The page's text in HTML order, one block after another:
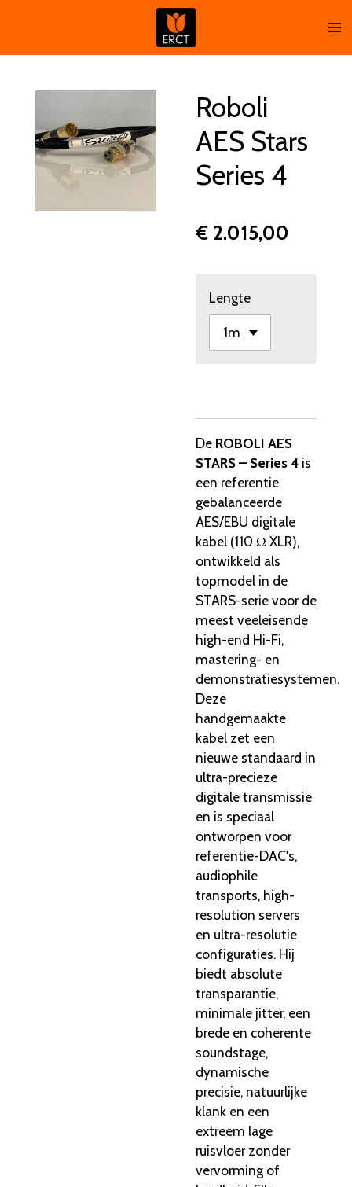
naar
hoofdinhoud
Roboli
AES Stars
Series 4
€ 2.015,00
Lengte
De ROBOLI AES
STARS – Series 4 is
een referentie
gebalanceerde
AES/EBU digitale
kabel (110 Ω XLR),
ontwikkeld als
topmodel in de
STARS-serie voor de
meest veeleisende
high-end Hi-Fi,
mastering- en
demonstratiesystemen.
Deze
handgemaakte
kabel zet een
nieuwe standaard in
ultra-precieze
digitale transmissie
en is speciaal
ontworpen voor
referentie-DAC's,
audiophile
transports, high-
resolution servers
en ultra-resolutie
configuraties. Hij
biedt absolute
transparantie,
minimale jitter, een
brede en coherente
soundstage,
dynamische
precisie, natuurlijke
klank en een
extreem lage
ruisvloer zonder
vervorming of